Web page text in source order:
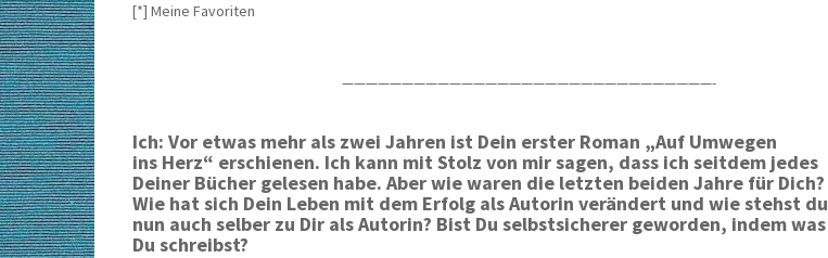
[*] Meine Favoriten
———————————————————————————————-
Ich: Vor etwas mehr als zwei Jahren ist Dein erster Roman „Auf Umwegen
ins Herz“ erschienen. Ich kann mit Stolz von mir sagen, dass ich seitdem jedes
Deiner Bücher gelesen habe. Aber wie waren die letzten beiden Jahre für Dich?
Wie hat sich Dein Leben mit dem Erfolg als Autorin verändert und wie stehst du
nun auch selber zu Dir als Autorin? Bist Du selbstsicherer geworden, indem was
Du schreibst?